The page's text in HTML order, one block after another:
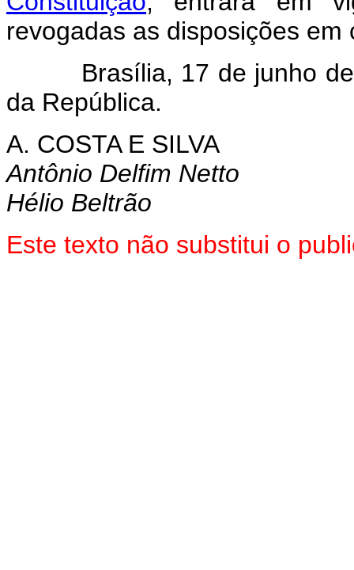
revogadas as disposições em
Brasília, 17 de junho de
da República.
A. COSTA E SILVA
Antônio Delfim Netto
Hélio Beltrão
Este texto não substitui o